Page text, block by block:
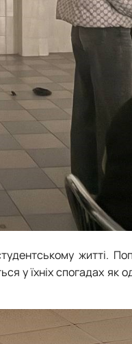
житті.
у їхніх спогадах як